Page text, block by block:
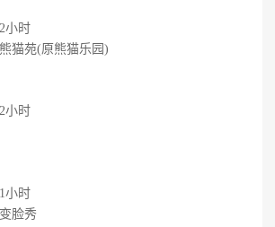
小时
猫苑(原熊猫乐园)
小时
小时
脸秀